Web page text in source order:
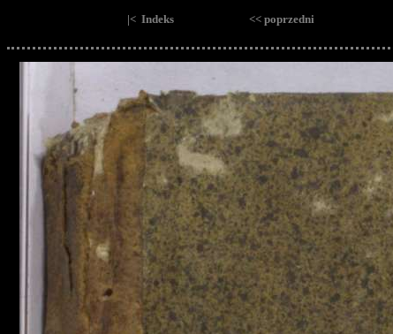
|< Indeks << poprzedni